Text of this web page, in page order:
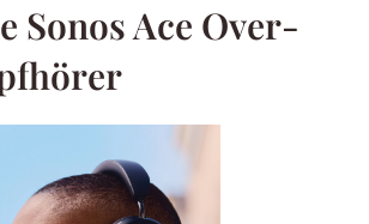
Sonos Ace Over-